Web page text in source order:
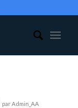
parAdmin_AA